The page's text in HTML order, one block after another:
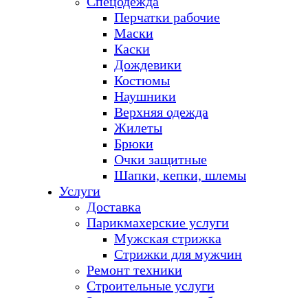
Перчатки рабочие
Маски
Каски
Дождевики
Костюмы
Наушники
Верхняя одежда
Жилеты
Брюки
Очки защитные
Шапки, кепки, шлемы
Услуги
Доставка
Парикмахерские услуги
Мужская стрижка
Стрижки для мужчин
Ремонт техники
Строительные услуги